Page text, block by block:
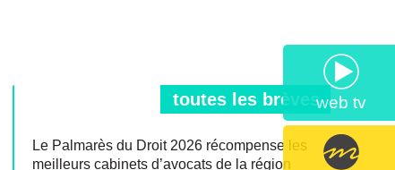
web tv
toutes les brèves
Le Palmarès du Droit 2026 récompense les
meilleurs cabinets d’avocats de la région